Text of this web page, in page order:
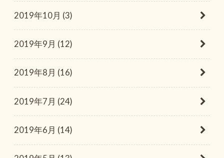
2019年10月 (3)
2019年9月 (12)
2019年8月 (16)
2019年7月 (24)
2019年6月 (14)